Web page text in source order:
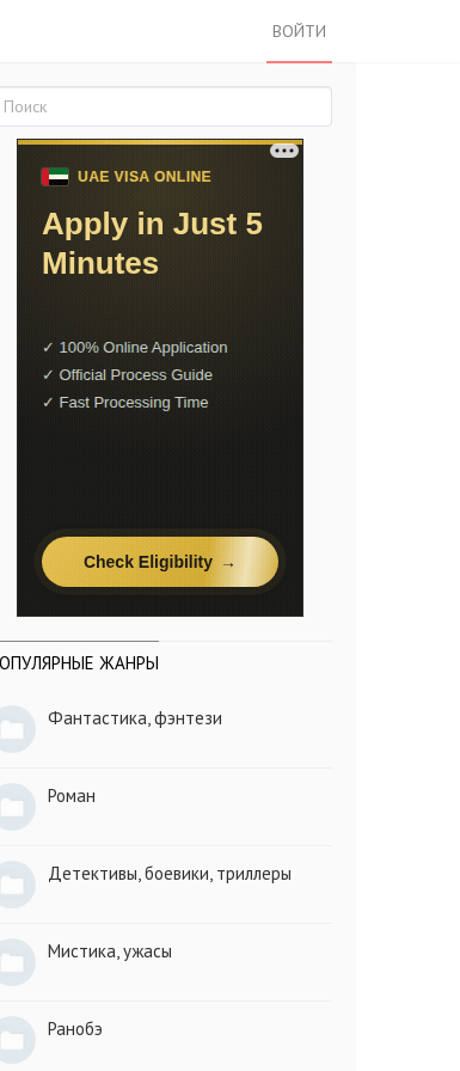
ВОЙТИ
ЖАНРЫ
Фантастика, фэнтези
Роман
Детективы, боевики, триллеры
Мистика, ужасы
Ранобэ